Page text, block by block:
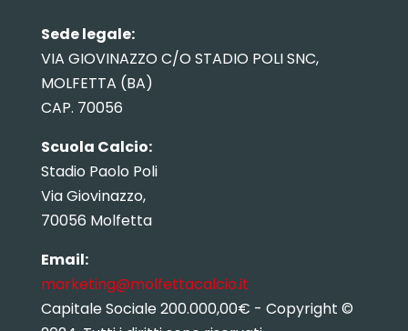
Sede legale:
VIA GIOVINAZZO C/O STADIO POLI SNC,
MOLFETTA (BA)
CAP. 70056
Scuola Calcio:
Stadio Paolo Poli
Via Giovinazzo,
70056 Molfetta
Email:
marketing@molfettacalcio.it
Capitale Sociale 200.000,00€ - Copyright ©